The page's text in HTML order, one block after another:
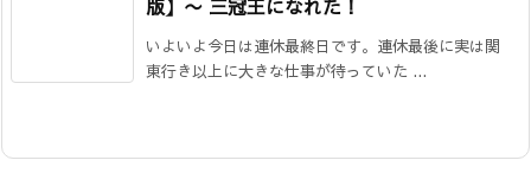
版】 〜 三冠王になれた！
いよいよ今日は連休最終日です。連休最後に実は関
東行き以上に大きな仕事が待っていた ...